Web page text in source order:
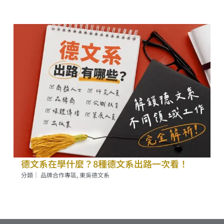
德文系在學什麼？8種德文系出路一次看！
分類｜ 品牌合作專區,東吳德文系